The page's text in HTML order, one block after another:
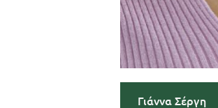
Γιάννα Σέργη